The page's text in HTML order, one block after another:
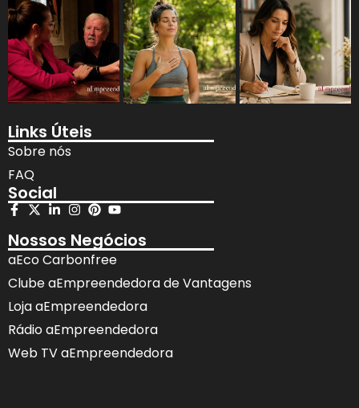
Links Úteis
Sobre nós
FAQ
Social
Nossos Negócios
aEco Carbonfree
Clube aEmpreendedora de Vantagens
Loja aEmpreendedora
Rádio aEmpreendedora
Web TV aEmpreendedora